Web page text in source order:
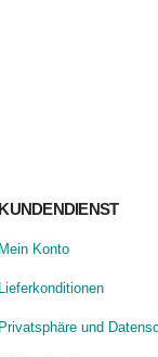
KUNDENDIENST
Mein Konto
Lieferkonditionen
Privatsphäre und